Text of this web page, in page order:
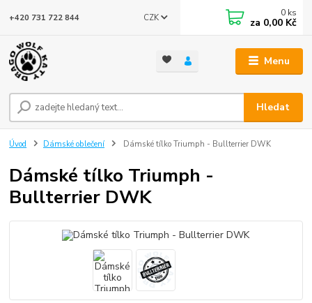
Menu
CZK
Hledat
+420 731 722 844 0 ks
za 0,00 Kč
Úvod Dámské oblečení Dámské tílko Triumph - Bullterrier DWK
Dámské tílko Triumph -
Bullterrier DWK